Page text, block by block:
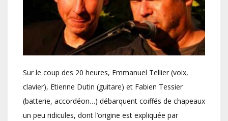
Sur le coup des 20 heures, Emmanuel Tellier (voix,
clavier), Etienne Dutin (guitare) et Fabien Tessier
(batterie, accordéon…) débarquent coiffés de chapeaux
un peu ridicules, dont l’origine est expliquée par